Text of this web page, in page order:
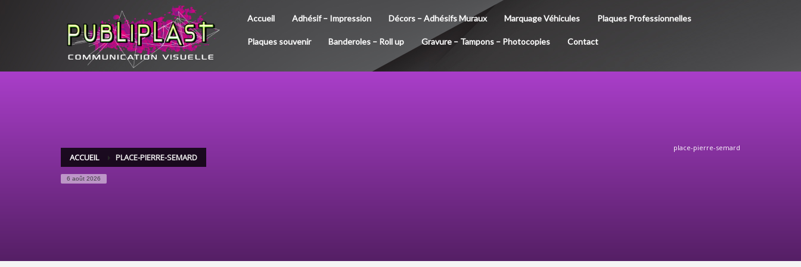
Accueil Adhésif – Impression Décors – Adhésifs Muraux Marquage Véhicules Plaques Professionnelles
Plaques souvenir Banderoles – Roll up Gravure – Tampons – Photocopies Contact
ACCUEIL PLACE-PIERRE-SEMARD
6 août 2026
place-pierre-semard